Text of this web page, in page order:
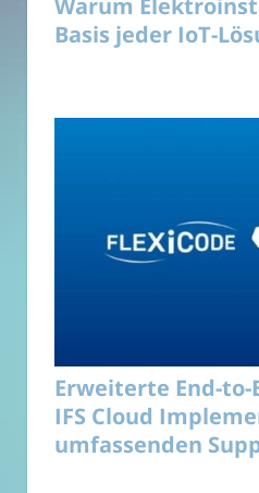
Warum
Basis jeder IoT-
Erweiterte End-to-
IFS Cloud
umfassenden